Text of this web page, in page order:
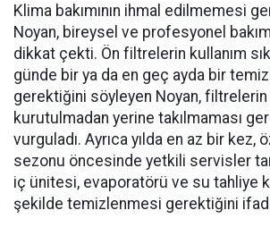
Klima bakımının ihmal edilmemesi
Noyan, bireysel ve profesyonel
dikkat çekti. Ön filtrelerin kullanım
günde bir ya da en geç ayda bir
gerektiğini söyleyen Noyan,
kurutulmadan yerine takılmaması
vurguladı. Ayrıca yılda en az bir kez,
sezonu öncesinde yetkili servisler
iç ünitesi, evaporatörü ve su tahliye
şekilde temizlenmesi gerektiğini